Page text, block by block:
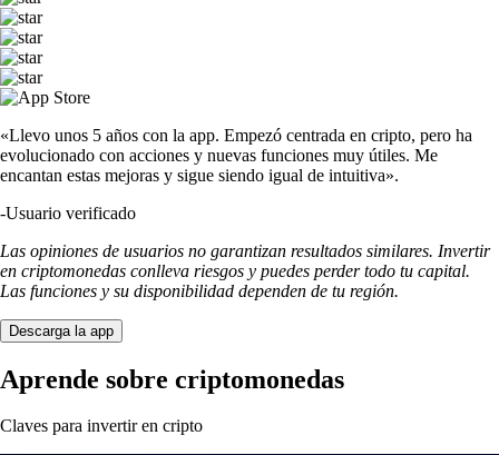
«Llevo unos 5 años con la app. Empezó centrada en cripto, pero ha
evolucionado con acciones y nuevas funciones muy útiles. Me
encantan estas mejoras y sigue siendo igual de intuitiva».
-Usuario verificado
Las opiniones de usuarios no garantizan resultados similares. Invertir
en criptomonedas conlleva riesgos y puedes perder todo tu capital.
Las funciones y su disponibilidad dependen de tu región.
Descarga la app
Aprende sobre criptomonedas
Claves para invertir en cripto